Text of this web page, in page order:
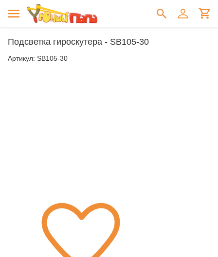
Подсветка гироскутера - SB105-30
Артикул: SB105-30